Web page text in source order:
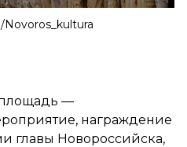
—
награждение
главы Новороссийска,